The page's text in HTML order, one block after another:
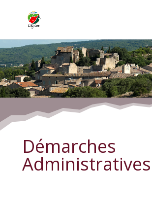
Démarches
Démarches
Administratives